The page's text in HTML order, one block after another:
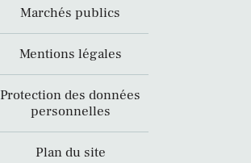
Marchés publics
Mentions légales
Protection des données
personnelles
Plan du site